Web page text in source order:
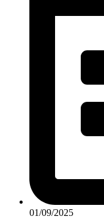
01/09/2025